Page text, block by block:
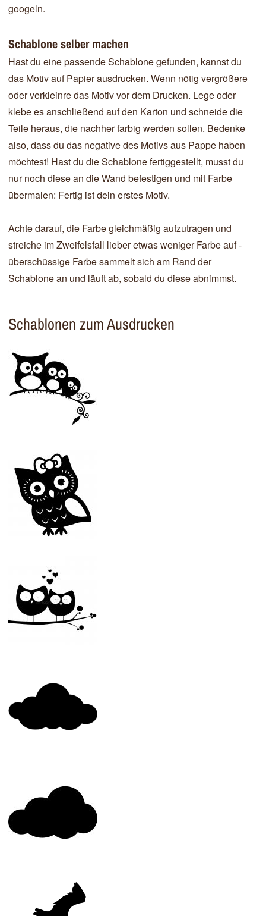
googeln.
Schablone selber machen
Hast du eine passende Schablone gefunden, kannst du
das Motiv auf Papier ausdrucken. Wenn nötig vergrößere
oder verkleinre das Motiv vor dem Drucken. Lege oder
klebe es anschließend auf den Karton und schneide die
Teile heraus, die nachher farbig werden sollen. Bedenke
also, dass du das negative des Motivs aus Pappe haben
möchtest! Hast du die Schablone fertiggestellt, musst du
nur noch diese an die Wand befestigen und mit Farbe
übermalen: Fertig ist dein erstes Motiv.
Achte darauf, die Farbe gleichmäßig aufzutragen und
streiche im Zweifelsfall lieber etwas weniger Farbe auf -
überschüssige Farbe sammelt sich am Rand der
Schablone an und läuft ab, sobald du diese abnimmst.
Schablonen zum Ausdrucken